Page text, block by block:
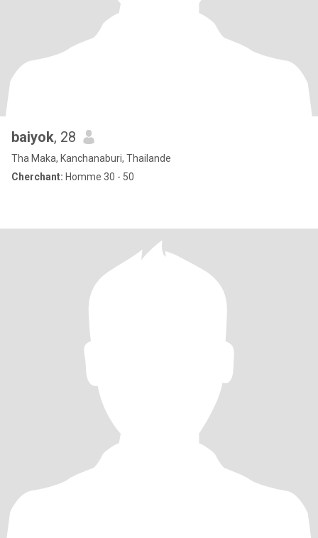
baiyok, 28
Tha Maka, Kanchanaburi, Thailande
Cherchant: Homme 30 - 50